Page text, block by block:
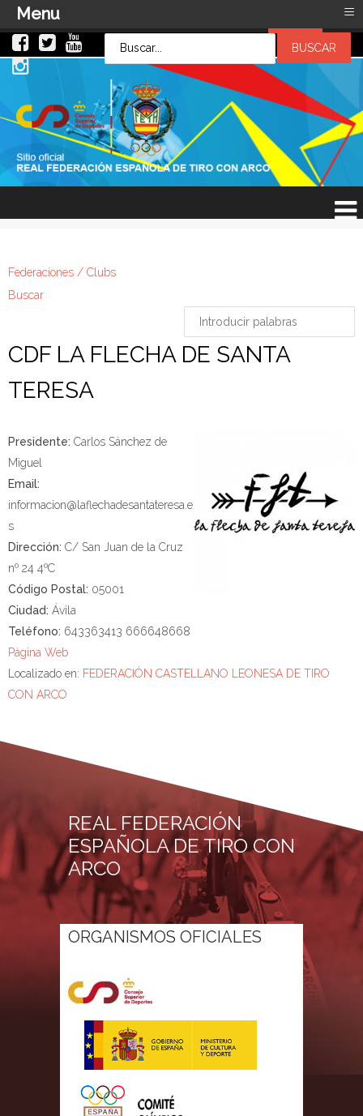
Federaciones / Clubs
Buscar
CDF LA FLECHA DE SANTA
TERESA
Presidente: Carlos Sánchez de
Miguel
Email:
informacion@laflechadesantateresa.e
s
Dirección: C/ San Juan de la Cruz
nº 24 4ºC
Código Postal: 05001
Ciudad: Ávila
Teléfono: 643363413 666648668
Página Web
Localizado en: FEDERACIÓN CASTELLANO LEONESA DE TIRO
CON ARCO
REAL FEDERACIÓN
ESPAÑOLA DE TIRO CON
ARCO
ORGANISMOS OFICIALES
LOG INOR
Contraseña
Recuérdeme
Menu ≡